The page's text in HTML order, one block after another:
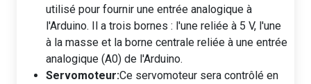
utilisé pour fournir une entrée analogique à
l'Arduino. Il a trois bornes : l'une reliée à 5 V, l'une
à la masse et la borne centrale reliée à une entrée
analogique (A0) de l'Arduino.
Servomoteur:Ce servomoteur sera contrôlé en